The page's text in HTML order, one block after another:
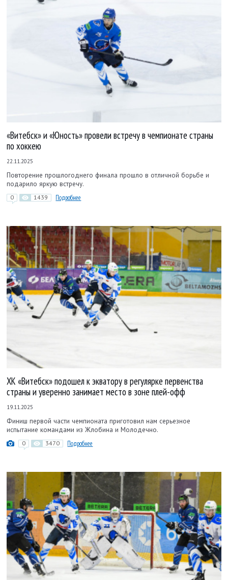
«Витебск» и «Юность» провели встречу в чемпионате страны
по хоккею
22.11.2025
Повторение прошлогоднего финала прошло в отличной борьбе и
подарило яркую встречу.
0 1439 Подробнее
ХК «Витебск» подошел к экватору в регулярке первенства
страны и уверенно занимает место в зоне плей-офф
19.11.2025
Финиш первой части чемпионата приготовил нам серьезное
испытание командами из Жлобина и Молодечно.
0 3470 Подробнее